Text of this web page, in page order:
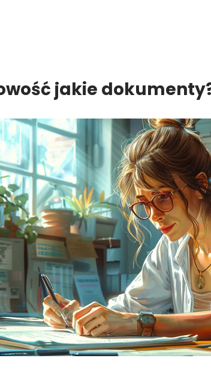
jakie